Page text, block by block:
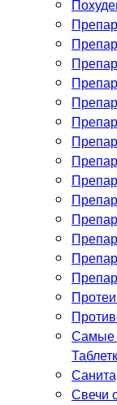
Самые
Свечи